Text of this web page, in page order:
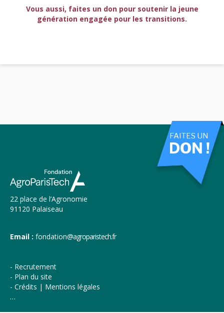
Vous aussi, faites un don pour soutenir la jeune
génération engagée pour les transitions.
22 place de l’Agronomie
91120 Palaiseau
Email : fondation@agroparistech.fr
Recrutement
Plan du site
Crédits | Mentions légales
…
FAITES UN
DON !